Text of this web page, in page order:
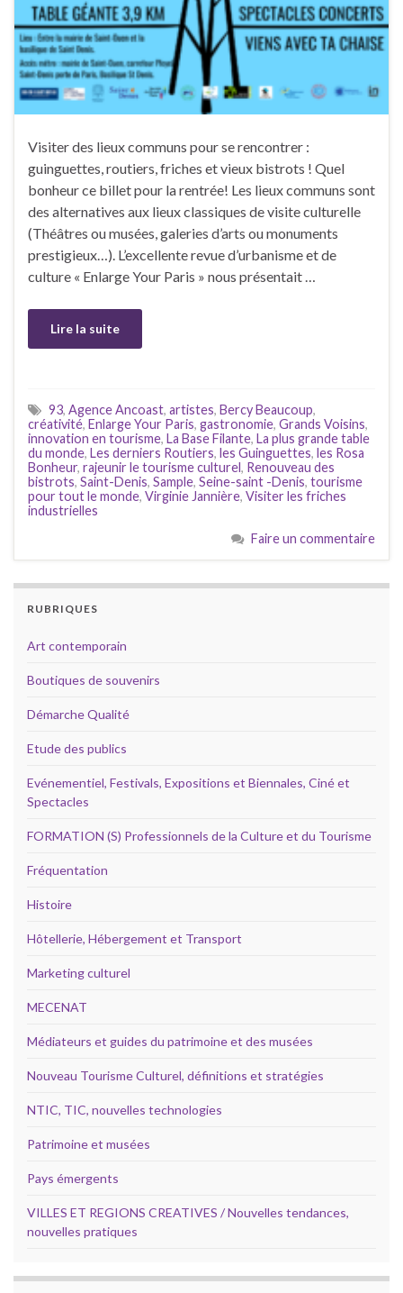
Visiter des lieux communs pour se rencontrer :
guinguettes, routiers, friches et vieux bistrots ! Quel
bonheur ce billet pour la rentrée! Les lieux communs sont
des alternatives aux lieux classiques de visite culturelle
(Théâtres ou musées, galeries d’arts ou monuments
prestigieux…). L’excellente revue d’urbanisme et de
culture « Enlarge Your Paris » nous présentait …
Lire la suite
93, Agence Ancoast, artistes, Bercy Beaucoup,
créativité, Enlarge Your Paris, gastronomie, Grands Voisins,
innovation en tourisme, La Base Filante, La plus grande table
du monde, Les derniers Routiers, les Guinguettes, les Rosa
Bonheur, rajeunir le tourisme culturel, Renouveau des
bistrots, Saint-Denis, Sample, Seine-saint -Denis, tourisme
pour tout le monde, Virginie Jannière, Visiter les friches
industrielles
Faire un commentaire
RUBRIQUES
Art contemporain
Boutiques de souvenirs
Démarche Qualité
Etude des publics
Evénementiel, Festivals, Expositions et Biennales, Ciné et
Spectacles
FORMATION (S) Professionnels de la Culture et du Tourisme
Fréquentation
Histoire
Hôtellerie, Hébergement et Transport
Marketing culturel
MECENAT
Médiateurs et guides du patrimoine et des musées
Nouveau Tourisme Culturel, définitions et stratégies
NTIC, TIC, nouvelles technologies
Patrimoine et musées
Pays émergents
VILLES ET REGIONS CREATIVES / Nouvelles tendances,
nouvelles pratiques